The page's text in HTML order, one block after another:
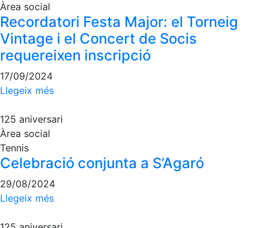
Àrea social
Recordatori Festa Major: el Torneig
Vintage i el Concert de Socis
requereixen inscripció
17/09/2024
Llegeix més
125 aniversari
Àrea social
Tennis
Celebració conjunta a S’Agaró
29/08/2024
Llegeix més